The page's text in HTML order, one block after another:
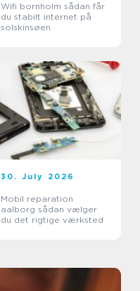
Wifi bornholm sådan får
du stabilt internet på
solskinsøen
30. July 2026
Mobil reparation
aalborg sådan vælger
du det rigtige værksted